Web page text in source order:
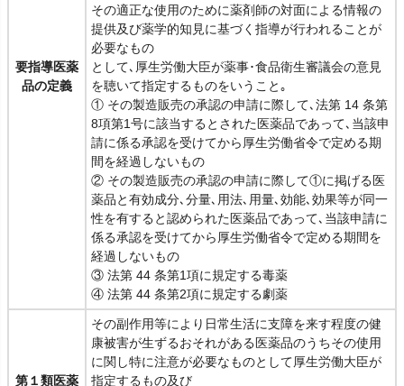
要指導医薬
品の定義
その適正な使用のために薬剤師の対面による情報の
提供及び薬学的知見に基づく指導が行われることが
必要なもの
として､厚生労働大臣が薬事･食品衛生審議会の意見
を聴いて指定するものをいうこと｡
① その製造販売の承認の申請に際して､法第 14 条第
8項第1号に該当するとされた医薬品であって､当該申
請に係る承認を受けてから厚生労働省令で定める期
間を経過しないもの
② その製造販売の承認の申請に際して①に掲げる医
薬品と有効成分､分量､用法､用量､効能､効果等が同一
性を有すると認められた医薬品であって､当該申請に
係る承認を受けてから厚生労働省令で定める期間を
経過しないもの
③ 法第 44 条第1項に規定する毒薬
④ 法第 44 条第2項に規定する劇薬
第１類医薬
その副作用等により日常生活に支障を来す程度の健
康被害が生ずるおそれがある医薬品のうちその使用
に関し特に注意が必要なものとして厚生労働大臣が
指定するもの及び